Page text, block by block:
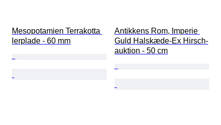
Mesopotamien Terrakotta
lerplade - 60 mm
Antikkens Rom, Imperie
Guld Halskæde-Ex Hirsch-
auktion - 50 cm